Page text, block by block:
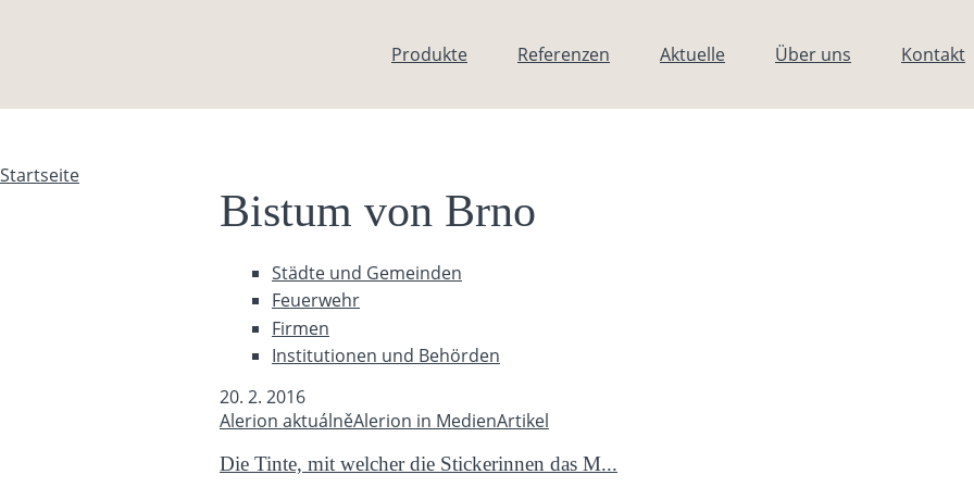
Produkte
Referenzen Aktuelle Über uns Kontakt
Startseite
Bistum von Brno
Städte und Gemeinden
Feuerwehr
Firmen
Institutionen und Behörden
20. 2. 2016
Alerion aktuálněAlerion in MedienArtikel
Die Tinte, mit welcher die Stickerinnen das M...